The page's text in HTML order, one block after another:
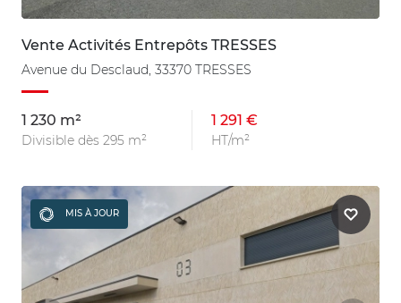
Vente Activités Entrepôts TRESSES
Avenue du Desclaud, 33370 TRESSES
1 230 m²
Divisible dès 295 m²
1 291 €
HT/m²
MIS À JOUR